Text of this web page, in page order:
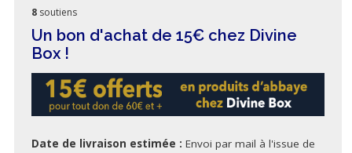
8 soutiens
Un bon d'achat de 15€ chez Divine
Box !
Date de livraison estimée : Envoi par mail à l'issue de